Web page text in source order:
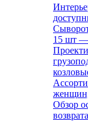
15 шт —
Обзор